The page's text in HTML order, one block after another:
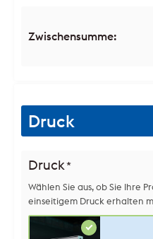
Zwischensumme:
Druck
Druck *
Wählen Sie aus, ob Sie Ihre
einseitigem Druck erhalten